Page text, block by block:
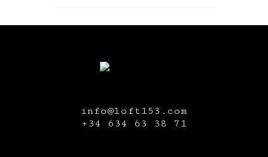
info@loft153.com
+34 634 63 38 71